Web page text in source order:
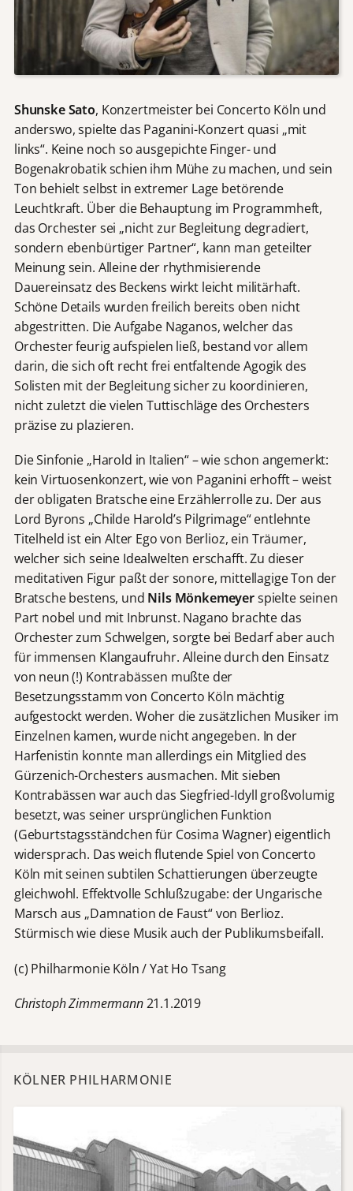
Shunske Sato, Konzertmeister bei Concerto Köln und
anderswo, spielte das Paganini-Konzert quasi „mit
links“. Keine noch so ausgepichte Finger- und
Bogenakrobatik schien ihm Mühe zu machen, und sein
Ton behielt selbst in extremer Lage betörende
Leuchtkraft. Über die Behauptung im Programmheft,
das Orchester sei „nicht zur Begleitung degradiert,
sondern ebenbürtiger Partner“, kann man geteilter
Meinung sein. Alleine der rhythmisierende
Dauereinsatz des Beckens wirkt leicht militärhaft.
Schöne Details wurden freilich bereits oben nicht
abgestritten. Die Aufgabe Naganos, welcher das
Orchester feurig aufspielen ließ, bestand vor allem
darin, die sich oft recht frei entfaltende Agogik des
Solisten mit der Begleitung sicher zu koordinieren,
nicht zuletzt die vielen Tuttischläge des Orchesters
präzise zu plazieren.
Die Sinfonie „Harold in Italien“ – wie schon angemerkt:
kein Virtuosenkonzert, wie von Paganini erhofft – weist
der obligaten Bratsche eine Erzählerrolle zu. Der aus
Lord Byrons „Childe Harold’s Pilgrimage“ entlehnte
Titelheld ist ein Alter Ego von Berlioz, ein Träumer,
welcher sich seine Idealwelten erschafft. Zu dieser
meditativen Figur paßt der sonore, mittellagige Ton der
Bratsche bestens, und Nils Mönkemeyerspielte seinen
Part nobel und mit Inbrunst. Nagano brachte das
Orchester zum Schwelgen, sorgte bei Bedarf aber auch
für immensen Klangaufruhr. Alleine durch den Einsatz
von neun (!) Kontrabässen mußte der
Besetzungsstamm von Concerto Köln mächtig
aufgestockt werden. Woher die zusätzlichen Musiker im
Einzelnen kamen, wurde nicht angegeben. In der
Harfenistin konnte man allerdings ein Mitglied des
Gürzenich-Orchesters ausmachen. Mit sieben
Kontrabässen war auch das Siegfried-Idyll großvolumig
besetzt, was seiner ursprünglichen Funktion
(Geburtstagsständchen für Cosima Wagner) eigentlich
widersprach. Das weich flutende Spiel von Concerto
Köln mit seinen subtilen Schattierungen überzeugte
gleichwohl. Effektvolle Schlußzugabe: der Ungarische
Marsch aus „Damnation de Faust“ von Berlioz.
Stürmisch wie diese Musik auch der Publikumsbeifall.
(c) Philharmonie Köln / Yat Ho Tsang
Christoph Zimmermann21.1.2019
KÖLNER PHILHARMONIE